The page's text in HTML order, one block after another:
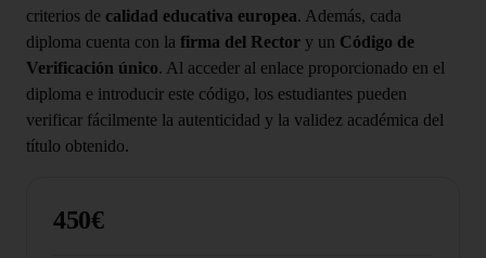
criterios de calidad educativa europea. Además, cada
diploma cuenta con la firma del Rector y un Código de
Verificación único. Al acceder al enlace proporcionado en el
diploma e introducir este código, los estudiantes pueden
verificar fácilmente la autenticidad y la validez académica del
título obtenido.
450€